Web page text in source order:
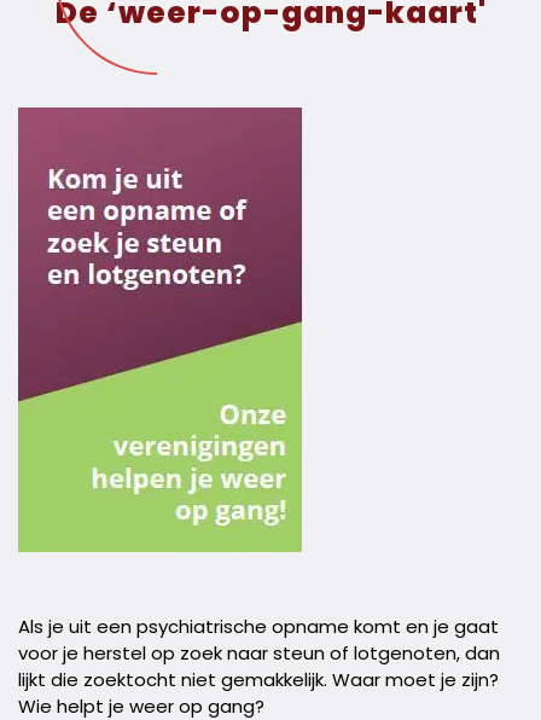
De ‘weer-op-gang-kaart'
Als je uit een psychiatrische opname komt en je gaat
voor je herstel op zoek naar steun of lotgenoten, dan
lijkt die zoektocht niet gemakkelijk. Waar moet je zijn?
Wie helpt je weer op gang?